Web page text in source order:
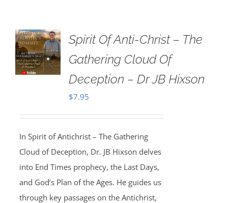
Spirit Of Anti-Christ – The
Gathering Cloud Of
Deception – Dr JB Hixson
$7.95
In Spirit of Antichrist – The Gathering
Cloud of Deception, Dr. JB Hixson delves
into End Times prophecy, the Last Days,
and God’s Plan of the Ages. He guides us
through key passages on the Antichrist,